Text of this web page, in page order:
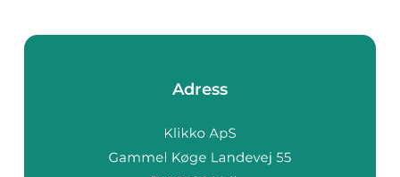
Adress